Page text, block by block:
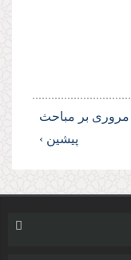
مرورى بر مباحث
پیشین ›